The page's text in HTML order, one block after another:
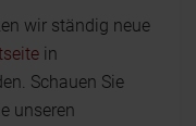
wir ständig neue
in
Schauen Sie
unseren